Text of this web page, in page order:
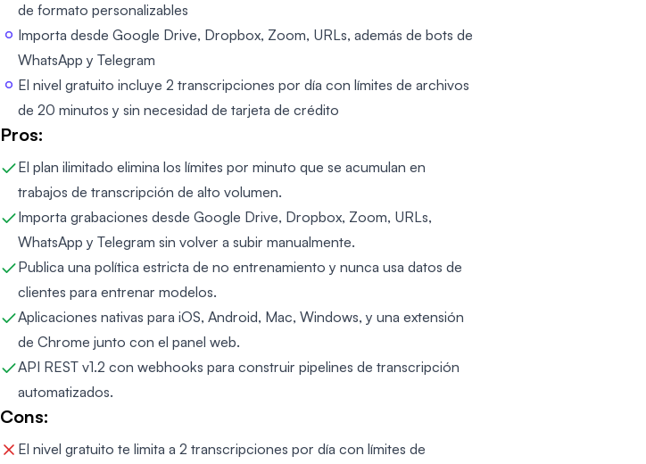
de formato personalizables
Importa desde Google Drive, Dropbox, Zoom, URLs, además de bots de
WhatsApp y Telegram
El nivel gratuito incluye 2 transcripciones por día con límites de archivos
de 20 minutos y sin necesidad de tarjeta de crédito
Pros:
El plan ilimitado elimina los límites por minuto que se acumulan en
trabajos de transcripción de alto volumen.
Importa grabaciones desde Google Drive, Dropbox, Zoom, URLs,
WhatsApp y Telegram sin volver a subir manualmente.
Publica una política estricta de no entrenamiento y nunca usa datos de
clientes para entrenar modelos.
Aplicaciones nativas para iOS, Android, Mac, Windows, y una extensión
de Chrome junto con el panel web.
API REST v1.2 con webhooks para construir pipelines de transcripción
automatizados.
Cons:
El nivel gratuito te limita a 2 transcripciones por día con límites de